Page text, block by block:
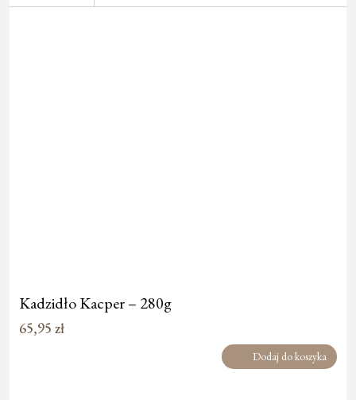
Kadzidło Kacper – 280g
65,95 zł
Dodaj do koszyka